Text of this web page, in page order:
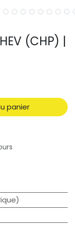
(CHP) |
panier